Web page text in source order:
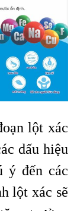
lột xác
dấu hiệu
ý đến các
lột xác sẽ